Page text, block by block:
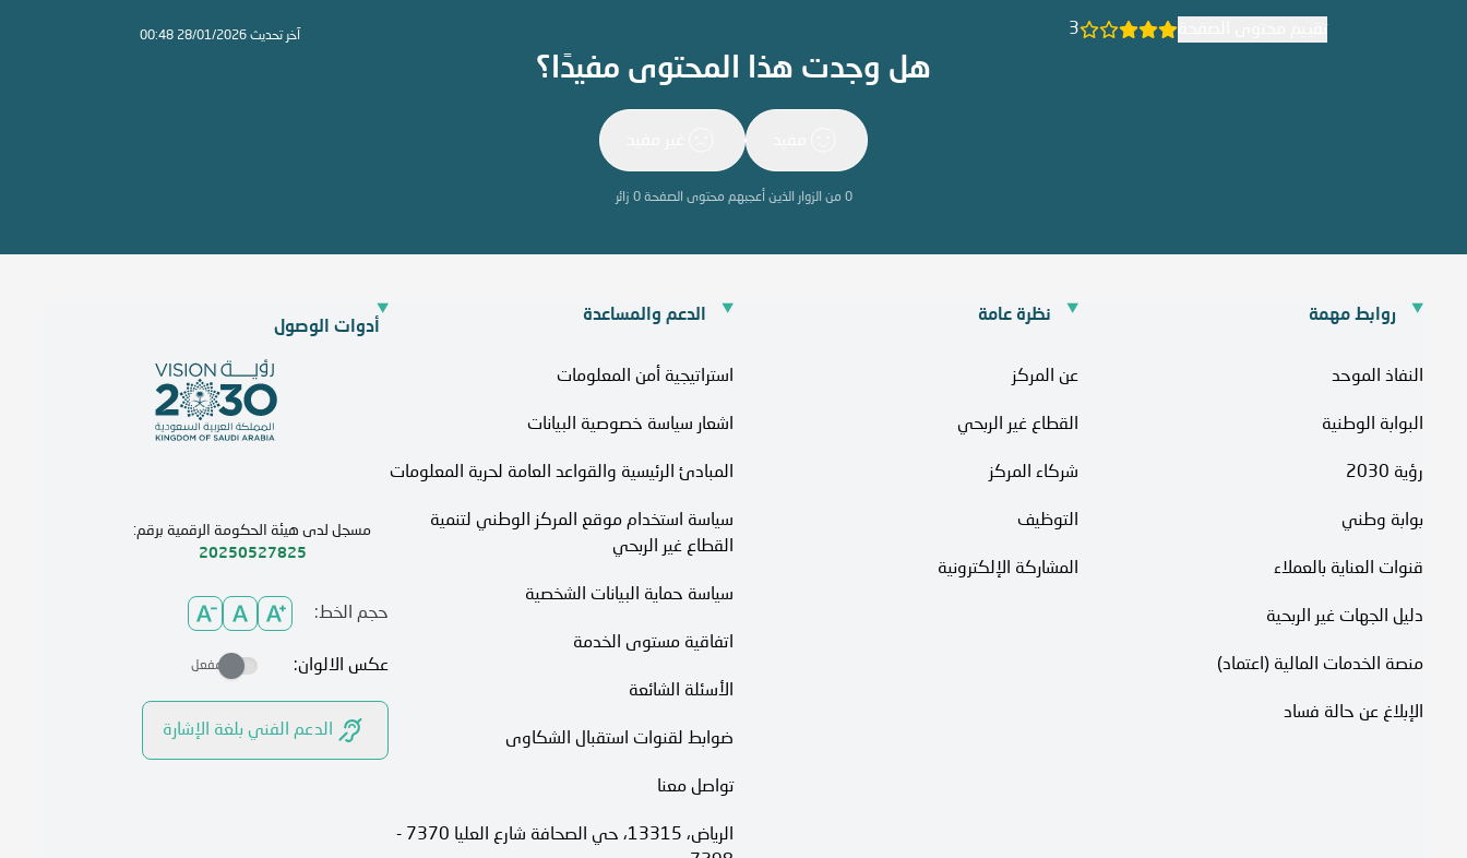
هل وجدت هذا المحتوى مفيدًا؟
0 من الزوار الذين أعجبهم محتوى الصفحة0 زائر
3 آخر تحديث 28/01/2026 00:48
أدوات الوصول
مسجل لدى هيئة الحكومة الرقمية برقم:
20250527825
حجم الخط:
عكس الالوان: مفعل
الدعم الفني بلغة الإشارة
روابط مهمة
النفاذ الموحد
البوابة الوطنية
رؤية 2030
بوابة وطني
قنوات العناية بالعملاء
دليل الجهات غير الربحية
منصة الخدمات المالية (اعتماد)
الإبلاغ عن حالة فساد
نظرة عامة
عن المركز
القطاع غير الربحي
شركاء المركز
التوظيف
المشاركة الإلكترونية
الدعم والمساعدة
استراتيجية أمن المعلومات
اشعار سياسة خصوصية البيانات
المبادئ الرئيسية والقواعد العامة لحرية المعلومات
سياسة استخدام موقع المركز الوطني لتنمية
القطاع غير الربحي
سياسة حماية البيانات الشخصية
اتفاقية مستوى الخدمة​
الأسئلة الشائعة
ضوابط لقنوات استقبال الشكاوى
تواصل معنا
الرياض، 13315، حي الصحافة شارع العليا 7370 -